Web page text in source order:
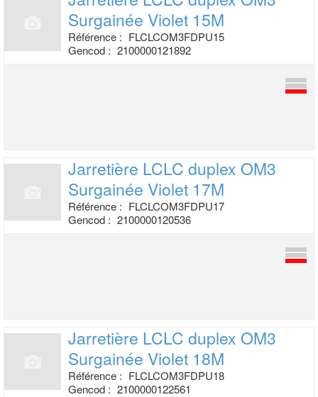
Surgainée Violet 15M
Référence : FLCLCOM3FDPU15
Gencod : 2100000121892
Jarretière LCLC duplex OM3
Surgainée Violet 17M
Référence : FLCLCOM3FDPU17
Gencod : 2100000120536
Jarretière LCLC duplex OM3
Surgainée Violet 18M
Référence : FLCLCOM3FDPU18
Gencod : 2100000122561